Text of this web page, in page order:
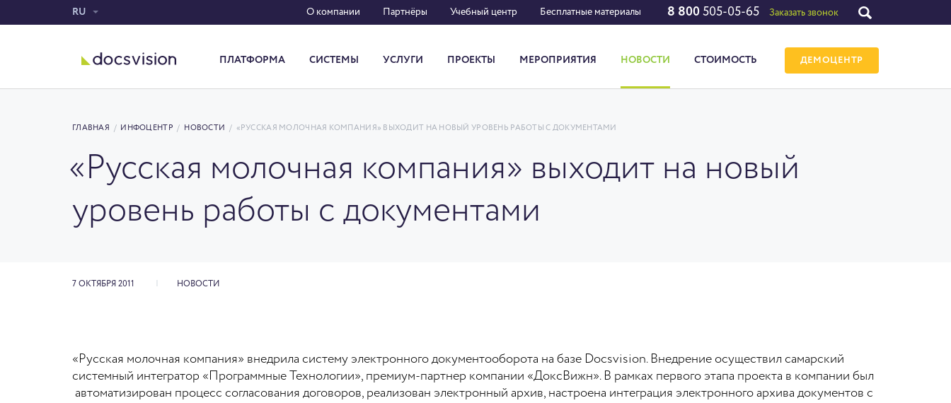
RU О компании Партнёры Учебный центр Бесплатные материалы 8 800 505-05-65 Заказать звонок
ПЛАТФОРМА СИСТЕМЫ УСЛУГИ ПРОЕКТЫ МЕРОПРИЯТИЯ НОВОСТИ СТОИМОСТЬ ДЕМОЦЕНТР
ГЛАВНАЯ / ИНФОЦЕНТР / НОВОСТИ / «РУССКАЯ МОЛОЧНАЯ КОМПАНИЯ» ВЫХОДИТ НА НОВЫЙ УРОВЕНЬ РАБОТЫ С ДОКУМЕНТАМИ
«Русская молочная компания» выходит на новый
уровень работы с документами
7 ОКТЯБРЯ 2011 НОВОСТИ
«Русская молочная компания» внедрила систему электронного документооборота на базе Docsvision. Внедрение осуществил самарский
системный интегратор «Программные Технологии», премиум-партнер компании «ДоксВижн». В рамках первого этапа проекта в компании был
автоматизирован процесс согласования договоров, реализован электронный архив, настроена интеграция электронного архива документов с